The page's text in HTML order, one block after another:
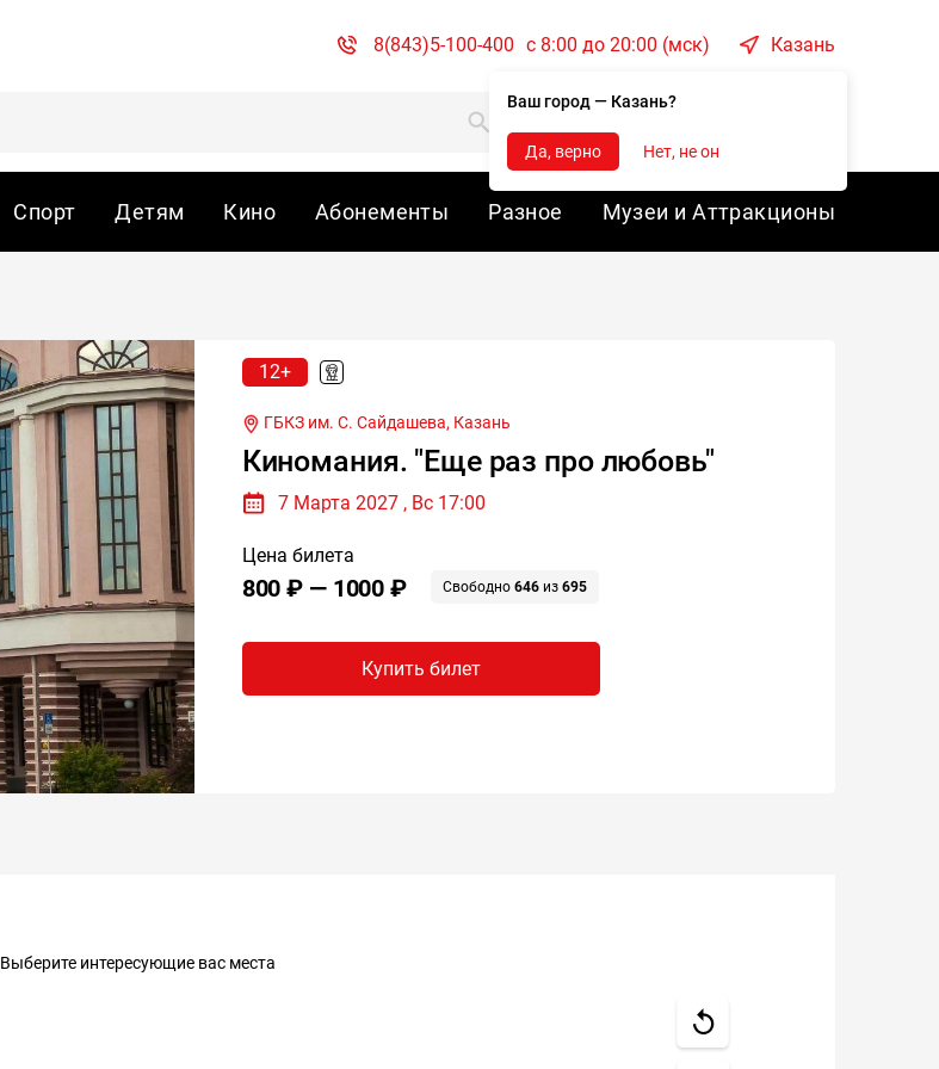
8(843)5-100-400 c 8:00 до 20:00 (мск) Казань
Ваш город — Казань?
Да, верно Нет, не он
Спорт Детям Кино Абонементы Разное Музеи и Аттракционы
12+
ГБКЗ им. С. Сайдашева, Казань
Киномания. "Еще раз про любовь"
7 Марта 2027 , Вс 17:00
Цена билета
800 ₽ — 1000 ₽ Свободно646 из695
Купить билет
Выберите интересующие вас места